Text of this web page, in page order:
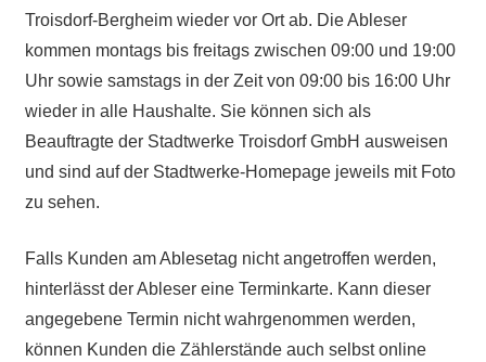
Troisdorf-Bergheim wieder vor Ort ab. Die Ableser
kommen montags bis freitags zwischen 09:00 und 19:00
Uhr sowie samstags in der Zeit von 09:00 bis 16:00 Uhr
wieder in alle Haushalte. Sie können sich als
Beauftragte der Stadtwerke Troisdorf GmbH ausweisen
und sind auf der Stadtwerke-Homepage jeweils mit Foto
zu sehen.
Falls Kunden am Ablesetag nicht angetroffen werden,
hinterlässt der Ableser eine Terminkarte. Kann dieser
angegebene Termin nicht wahrgenommen werden,
können Kunden die Zählerstände auch selbst online